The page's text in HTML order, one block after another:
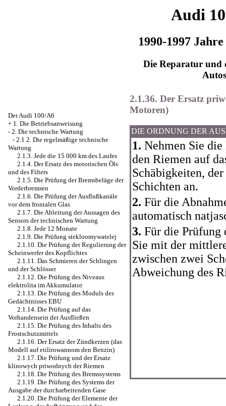
Audi
1990-1997
Die Reparatur und
Autos
Der Audi 100/A6
+ 1. Die Betriebsanweisung
- 2. Die technische Wartung
- 2.1.2. Die regelmäßige technische
Wartung
2.1.3. Jede die 15 000 km des Laufes
2.1.4. Der Ersatz des motorischen Öls
und des Filters
2.1.5. Die Prüfung der Bremsbeläge der
Vorderbremsen
2.1.6. Die Prüfung der Ausflußkanäle
vor dem frontalen Glas
2.1.7. Die Ableitung der Aussagen des
Sensors der technischen Wartung
2.1.8. Jede 12 Monate
2.1.9. Die Prüfung stekloomywatelej
2.1.10. Die Prüfung der Regulierung der
Scheinwerfer des Kopflichtes
2.1.11. Das Schmieren der Schlingen
und der Schlösser
2.1.12. Die Prüfung des Niveaus
elektrolita im Akkumulator
2.1.13. Die Prüfung des Moduls des
Gedächtnisses EBU
2.1.14. Die Prüfung auf das
Vorhandensein der Ausfließen
2.1.15. Die Prüfung des Inhalts des
Frostschutzmittels
2.1.16. Der Ersatz der Zündkerzen (das
Modell auf etilirowannom den Benzin)
2.1.17. Die Prüfung und der Ersatz
klinowych priwodnych der Riemen
2.1.18. Die Prüfung des Bremssystems
2.1.19. Die Prüfung des Systems der
Ausgabe der durcharbeitenden Gase
2.1.20. Die Prüfung der Elemente der
2.1.36. Der Ersatz
Motoren)
DIE ORDNUNG DER
1. Nehmen Sie
den Riemen auf
Schäbigkeiten,
Schichten an.
2. Für die
automatisch
3. Für die Prüfung
Sie mit der
zwischen zwei
Abweichung des